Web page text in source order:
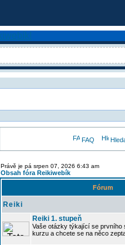
FAQ
Právě je pá srpen 07, 2026 6:43 am
Obsah fóra Reikiwebík
Fórum
Reiki
Reiki 1. stupeň
Vaše otázky týkající se prvního
kurzu a chcete se na něco